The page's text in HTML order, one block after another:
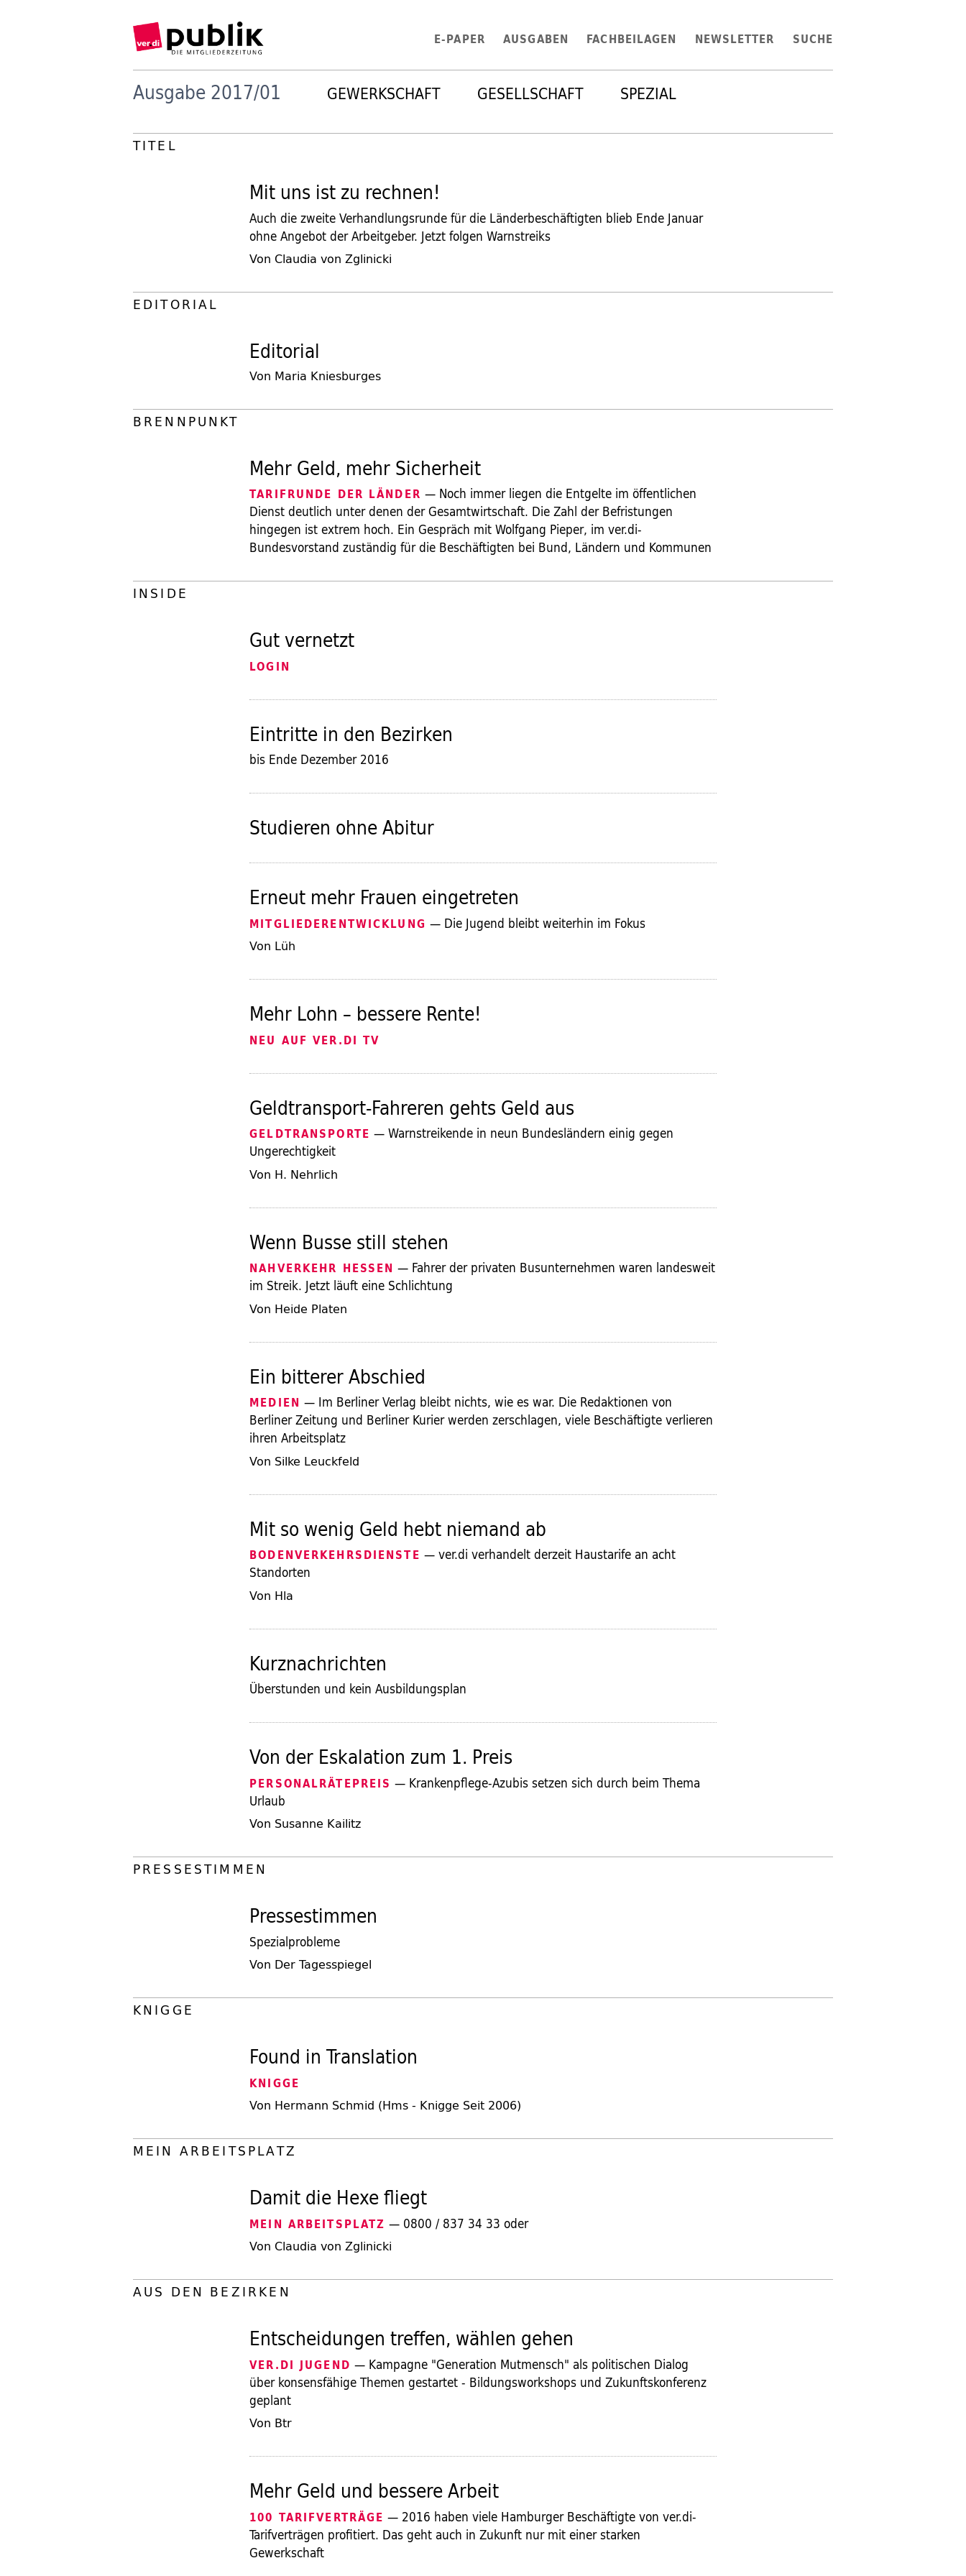
E-PAPER AUSGABEN FACHBEILAGEN NEWSLETTER SUCHE
Ausgabe 2017/01 GEWERKSCHAFT GESELLSCHAFT SPEZIAL
TITEL
Mit uns ist zu rechnen!
Auch die zweite Verhandlungsrunde für die Länderbeschäftigten blieb Ende Januar
ohne Angebot der Arbeitgeber. Jetzt folgen Warnstreiks
Von Claudia von Zglinicki
EDITORIAL
Editorial
Von Maria Kniesburges
BRENNPUNKT
Mehr Geld, mehr Sicherheit
TARIFRUNDE DER LÄNDER — Noch immer liegen die Entgelte im öffentlichen
Dienst deutlich unter denen der Gesamtwirtschaft. Die Zahl der Befristungen
hingegen ist extrem hoch. Ein Gespräch mit Wolfgang Pieper, im ver.di-
Bundesvorstand zuständig für die Beschäftigten bei Bund, Ländern und Kommunen
INSIDE
Gut vernetzt
LOGIN
Eintritte in den Bezirken
bis Ende Dezember 2016
Studieren ohne Abitur
Erneut mehr Frauen eingetreten
MITGLIEDERENTWICKLUNG — Die Jugend bleibt weiterhin im Fokus
Von Lüh
Mehr Lohn – bessere Rente!
NEU AUF VER.DI TV
Geldtransport-Fahreren gehts Geld aus
GELDTRANSPORTE — Warnstreikende in neun Bundesländern einig gegen
Ungerechtigkeit
Von H. Nehrlich
Wenn Busse still stehen
NAHVERKEHR HESSEN — Fahrer der privaten Busunternehmen waren landesweit
im Streik. Jetzt läuft eine Schlichtung
Von Heide Platen
Ein bitterer Abschied
MEDIEN — Im Berliner Verlag bleibt nichts, wie es war. Die Redaktionen von
Berliner Zeitung und Berliner Kurier werden zerschlagen, viele Beschäftigte verlieren
ihren Arbeitsplatz
Von Silke Leuckfeld
Mit so wenig Geld hebt niemand ab
BODENVERKEHRSDIENSTE — ver.di verhandelt derzeit Haustarife an acht
Standorten
Von Hla
Kurznachrichten
Überstunden und kein Ausbildungsplan
Von der Eskalation zum 1. Preis
PERSONALRÄTEPREIS — Krankenpflege-Azubis setzen sich durch beim Thema
Urlaub
Von Susanne Kailitz
PRESSESTIMMEN
Pressestimmen
Spezialprobleme
Von Der Tagesspiegel
KNIGGE
Found in Translation
KNIGGE
Von Hermann Schmid (Hms - Knigge Seit 2006)
MEIN ARBEITSPLATZ
Damit die Hexe fliegt
MEIN ARBEITSPLATZ — 0800 / 837 34 33 oder
Von Claudia von Zglinicki
AUS DEN BEZIRKEN
Entscheidungen treffen, wählen gehen
VER.DI JUGEND — Kampagne "Generation Mutmensch" als politischen Dialog
über konsensfähige Themen gestartet - Bildungsworkshops und Zukunftskonferenz
geplant
Von Btr
Mehr Geld und bessere Arbeit
100 TARIFVERTRÄGE — 2016 haben viele Hamburger Beschäftigte von ver.di-
Tarifverträgen profitiert. Das geht auch in Zukunft nur mit einer starken
Gewerkschaft